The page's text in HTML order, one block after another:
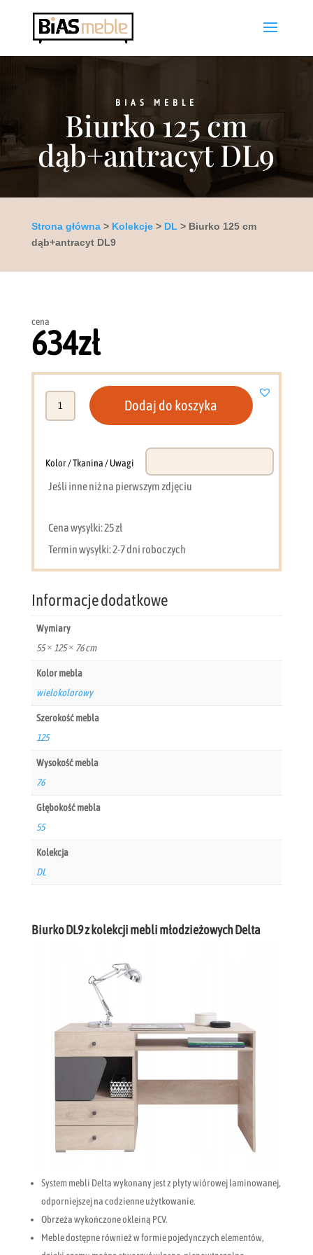
BIAS MEBLE
Biurko 125 cm
dąb+antracyt DL9
Strona główna> Kolekcje> DL > Biurko 125 cm
dąb+antracyt DL9
Biurko DL9 z kolekcji mebli młodzieżowych Delta
System mebli Delta wykonany jest z płyty wiórowej laminowanej,
odporniejszej na codzienne użytkowanie.
Obrzeża wykończone okleiną PCV.
Meble dostępne również w formie pojedynczych elementów,
cena
634zł
dąb+antracyt
Dodaj do koszyka
Kolor / Tkanina / Uwagi
Jeśli inne niż na pierwszym zdjęciu
Cena wysyłki: 25 zł
Termin wysyłki: 2-7 dni roboczych
Informacje dodatkowe
Wymiary
55 × 125 × 76 cm
Kolor mebla
wielokolorowy
Szerokość mebla
125
Wysokość mebla
76
Głębokość mebla
55
Kolekcja
DL